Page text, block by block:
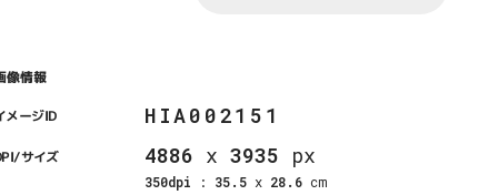
像情報
メージID HIA002151
サイズ 4886 x 3935 px
350dpi : 35.5 x 28.6 cm